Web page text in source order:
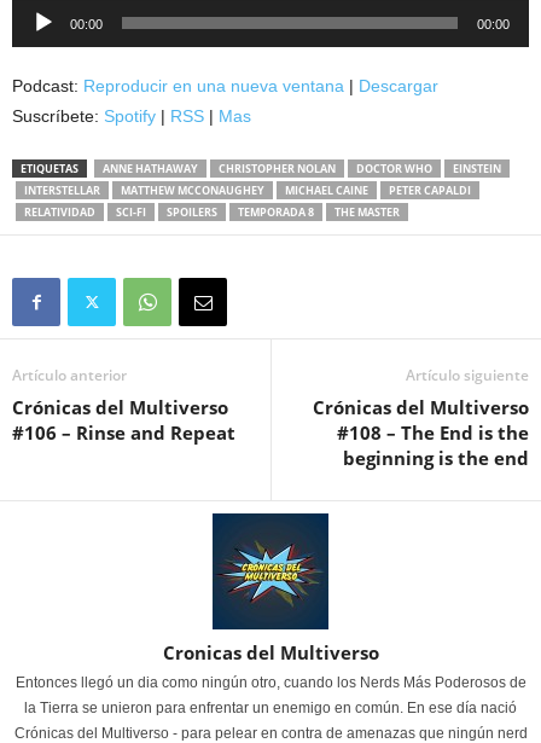
Reproductor
00:00 00:00
Podcast: Reproducir en una nueva ventana | Descargar
Suscríbete: Spotify | RSS | Mas
ETIQUETAS ANNE HATHAWAY CHRISTOPHER NOLAN DOCTOR WHO
EINSTEIN
INTERSTELLAR
MATTHEW MCCONAUGHEY MICHAEL CAINE
PETER CAPALDI
RELATIVIDAD
SCI-FI SPOILERS TEMPORADA 8 THE MASTER
Artículo anterior
Crónicas del Multiverso
#106 – Rinse and Repeat
Artículo siguiente
Crónicas del Multiverso
#108 – The End is the
beginning is the end
Cronicas del Multiverso
Entonces llegó un dia como ningún otro, cuando los Nerds Más Poderosos de
la Tierra se unieron para enfrentar un enemigo en común. En ese día nació
Crónicas del Multiverso - para pelear en contra de amenazas que ningún nerd